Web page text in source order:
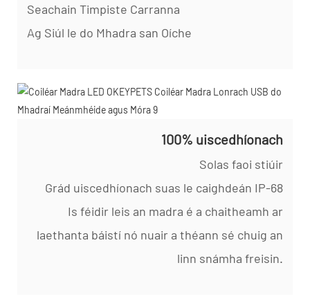
Seachain Timpiste Carranna
Ag Siúl le do Mhadra san Oíche
100% uiscedhíonach
Solas faoi stiúir
Grád uiscedhíonach suas le caighdeán IP-68
Is féidir leis an madra é a chaitheamh ar
laethanta báistí nó nuair a théann sé chuig an
linn snámha freisin.